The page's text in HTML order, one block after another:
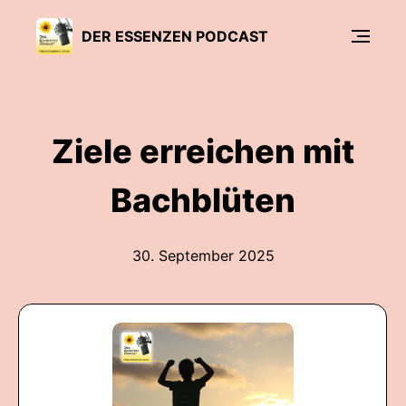
DER ESSENZEN PODCAST
Ziele erreichen mit
Bachblüten
30. September 2025